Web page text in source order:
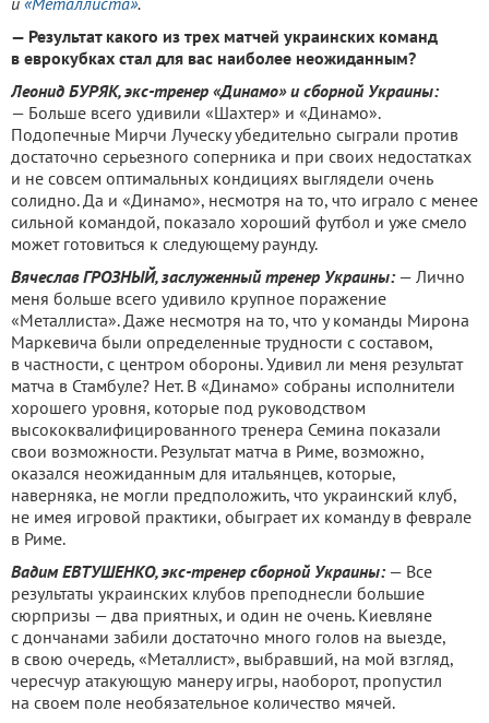
— Результат какого из трех матчей украинских команд
в еврокубках стал для вас наиболее неожиданным?
Леонид БУРЯК, экс-тренер «Динамо» и сборной Украины:
— Больше всего удивили «Шахтер» и «Динамо».
Подопечные Мирчи Луческу убедительно сыграли против
достаточно серьезного соперника и при своих недостатках
и не совсем оптимальных кондициях выглядели очень
солидно. Да и «Динамо», несмотря на то, что играло с менее
сильной командой, показало хороший футбол и уже смело
может готовиться к следующему раунду.
Вячеслав ГРОЗНЫЙ, заслуженный тренер Украины: — Лично
меня больше всего удивило крупное поражение
«Металлиста». Даже несмотря на то, что у команды Мирона
Маркевича были определенные трудности с составом,
в частности, с центром обороны. Удивил ли меня результат
матча в Стамбуле? Нет. В «Динамо» собраны исполнители
хорошего уровня, которые под руководством
высококвалифицированного тренера Семина показали
свои возможности. Результат матча в Риме, возможно,
оказался неожиданным для итальянцев, которые,
наверняка, не могли предположить, что украинский клуб,
не имея игровой практики, обыграет их команду в феврале
в Риме.
Вадим ЕВТУШЕНКО, экс-тренер сборной Украины: — Все
результаты украинских клубов преподнесли большие
сюрпризы — два приятных, и один не очень. Киевляне
с дончанами забили достаточно много голов на выезде,
в свою очередь, «Металлист», выбравший, на мой взгляд,
чересчур атакующую манеру игры, наоборот, пропустил
на своем поле необязательное количество мячей.